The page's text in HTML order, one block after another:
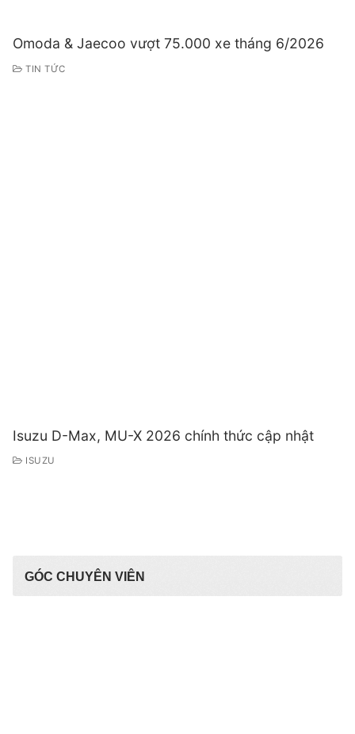
Omoda & Jaecoo vượt 75.000 xe tháng 6/2026
TIN TỨC
Isuzu D-Max, MU-X 2026 chính thức cập nhật
ISUZU
GÓC CHUYÊN VIÊN